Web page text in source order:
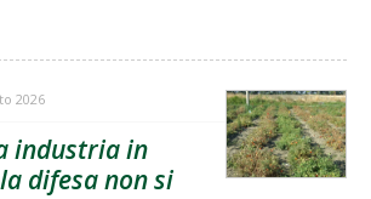
2026
industria in
difesa non si